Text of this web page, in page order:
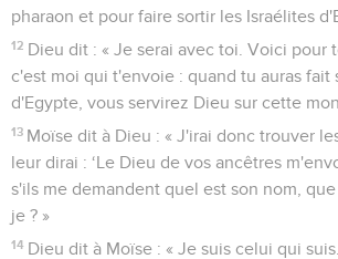
pharaon et pour faire sortir les Israélites
12 Dieu dit : « Je serai avec toi. Voici pour
c'est moi qui t'envoie : quand tu auras fait
d'Egypte, vous servirez Dieu sur cette
13 Moïse dit à Dieu : « J'irai donc trouver
leur dirai : ‘Le Dieu de vos ancêtres
s'ils me demandent quel est son nom,
je ? »
14 Dieu dit à Moïse : « Je suis celui qui